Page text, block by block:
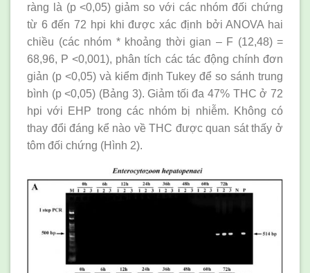
ràng là (p <0,05) giảm so với các nhóm đối chứng
từ 6 đến 72 hpi khi được xác định bởi ANOVA hai
chiều (các nhóm * khoảng thời gian – F (12,48) =
68,96, P <0,001), phân tích các tác động chính đơn
giản (p <0,05) và kiểm định Tukey để so sánh trung
bình (p <0,05) (Bảng 3). Giảm tối đa 47% THC ở 72
hpi với EHP trong các nhóm bị nhiễm. Không có
thay đổi đáng kể nào về THC được quan sát thấy ở
tôm đối chứng (Hình 2).